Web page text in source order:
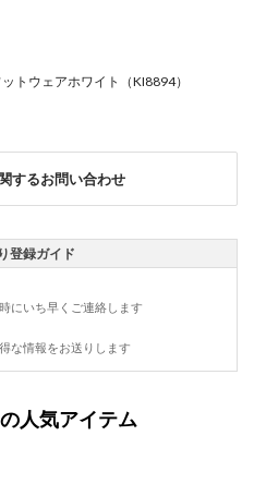
トウェアホワイト（KI8894）
するお問い合わせ
登録ガイド
にいち早くご連絡します
な情報をお送りします
人気アイテム